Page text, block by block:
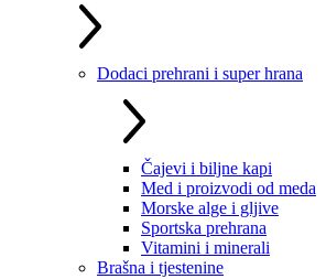
Dodaci prehrani i super hrana
Čajevi i biljne kapi
Med i proizvodi od meda
Morske alge i gljive
Sportska prehrana
Vitamini i minerali
Brašna i tjestenine